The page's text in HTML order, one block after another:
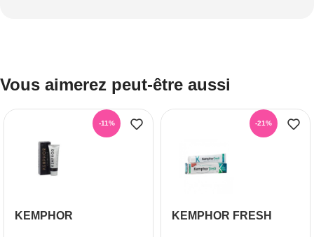
Vous aimerez peut-être aussi
-11%
KEMPHOR
-21%
KEMPHOR FRESH